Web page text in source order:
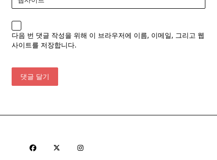
다음 번 댓글 작성을 위해 이 브라우저에 이름, 이메일, 그리고 웹
사이트를 저장합니다.